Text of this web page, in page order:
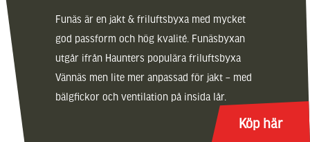
Funäs är en jakt & friluftsbyxa med mycket
god passform och hög kvalité. Funäsbyxan
utgår ifrån Haunters populära friluftsbyxa
Vännäs men lite mer anpassad för jakt – med
bälgfickor och ventilation på insida lår.
Köp här